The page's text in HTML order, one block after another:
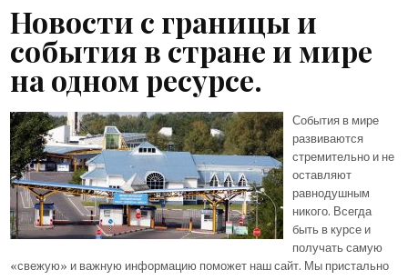
Новости с границы и
события в стране и мире
на одном ресурсе.
События в мире
развиваются
стремительно и не
оставляют
равнодушным
никого. Всегда
быть в курсе и
получать самую
«свежую» и важную информацию поможет наш сайт. Мы пристально